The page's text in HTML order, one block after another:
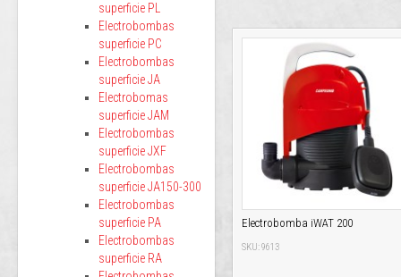
Electrobomba iWAT 200
SKU: 9613
superficie PL
Electrobombas
superficie PC
Electrobombas
superficie JA
Electrobomas
superficie JAM
Electrobombas
superficie JXF
Electrobombas
superficie JA150-300
Electrobombas
superficie PA
Electrobombas
superficie RA